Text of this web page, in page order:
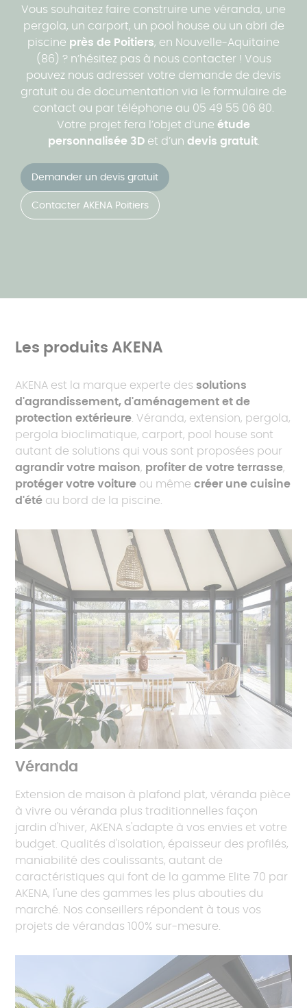
Vous souhaitez faire construire une véranda, une
pergola, un carport, un pool house ou un abri de
piscine près de Poitiers, en Nouvelle-Aquitaine
(86) ? n’hésitez pas à nous contacter ! Vous
pouvez nous adresser votre demande de devis
gratuit ou de documentation via le formulaire de
contact ou par téléphone au 05 49 55 06 80.
Votre projet fera l’objet d’une étude
personnalisée 3D et d’un devis gratuit.
Demander un devis gratuit
Contacter AKENA Poitiers
Les produits AKENA
AKENA est la marque experte dessolutions
d'agrandissement, d'aménagement et de
protection extérieure. Véranda, extension, pergola,
pergola bioclimatique, carport, pool house sont
autant de solutions qui vous sont proposées pour
agrandir votre maison, profiter de votre terrasse,
protéger votre voiture ou mêmecréer une cuisine
d'été au bord de la piscine.
Véranda
Extension de maison à plafond plat, véranda pièce
à vivre ou véranda plus traditionnelles façon
jardin d'hiver, AKENA s'adapte à vos envies et votre
budget. Qualités d'isolation, épaisseur des profilés,
maniabilité des coulissants, autant de
caractéristiques qui font de la gamme Elite 70 par
AKENA, l'une des gammes les plus abouties du
marché. Nos conseillers répondent à tous vos
projets de vérandas 100% sur-mesure.